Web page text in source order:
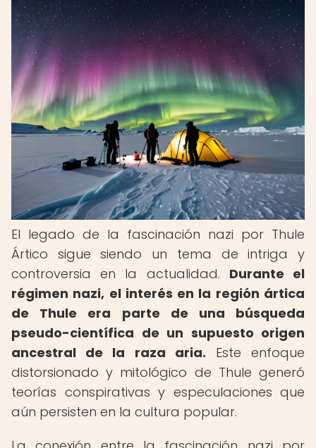
El legado de la fascinación nazi por Thule
Ártico sigue siendo un tema de intriga y
controversia en la actualidad. Durante el
régimen nazi, el interés en la región ártica
de Thule era parte de una búsqueda
pseudo-científica de un supuesto origen
ancestral de la raza aria. Este enfoque
distorsionado y mitológico de Thule generó
teorías conspirativas y especulaciones que
aún persisten en la cultura popular.